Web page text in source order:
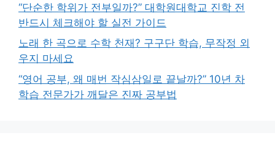
“단순한 학위가 전부일까?” 대학원대학교 진학 전
반드시 체크해야 할 실전 가이드
노래 한 곡으로 수학 천재? 구구단 학습, 무작정 외
우지 마세요
“영어 공부, 왜 매번 작심삼일로 끝날까?” 10년 차
학습 전문가가 깨달은 진짜 공부법